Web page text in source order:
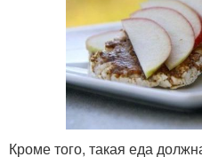
Кроме того, такая еда